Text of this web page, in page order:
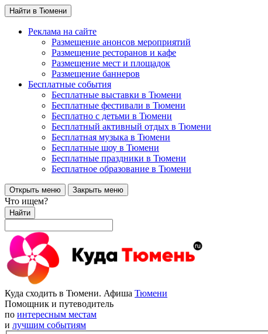
Найти в Тюмени
Реклама на сайте
Размещение анонсов мероприятий
Размещение ресторанов и кафе
Размещение мест и площадок
Размещение баннеров
Бесплатные события
Бесплатные выставки в Тюмени
Бесплатные фестивали в Тюмени
Бесплатно с детьми в Тюмени
Бесплатный активный отдых в Тюмени
Бесплатная музыка в Тюмени
Бесплатные шоу в Тюмени
Бесплатные праздники в Тюмени
Бесплатное образование в Тюмени
Открыть меню Закрыть меню
Что ищем?
Найти
Куда сходить в Тюмени. Афиша Тюмени
Помощник и путеводитель
по интересным местам
и лучшим событиям